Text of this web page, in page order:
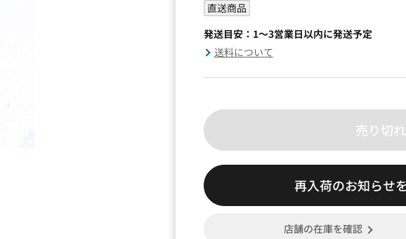
直送商品
発送目安：1～3営業日以内に発送予定
送料について
売り切れ
再入荷のお知らせ
店舗の在庫を確認